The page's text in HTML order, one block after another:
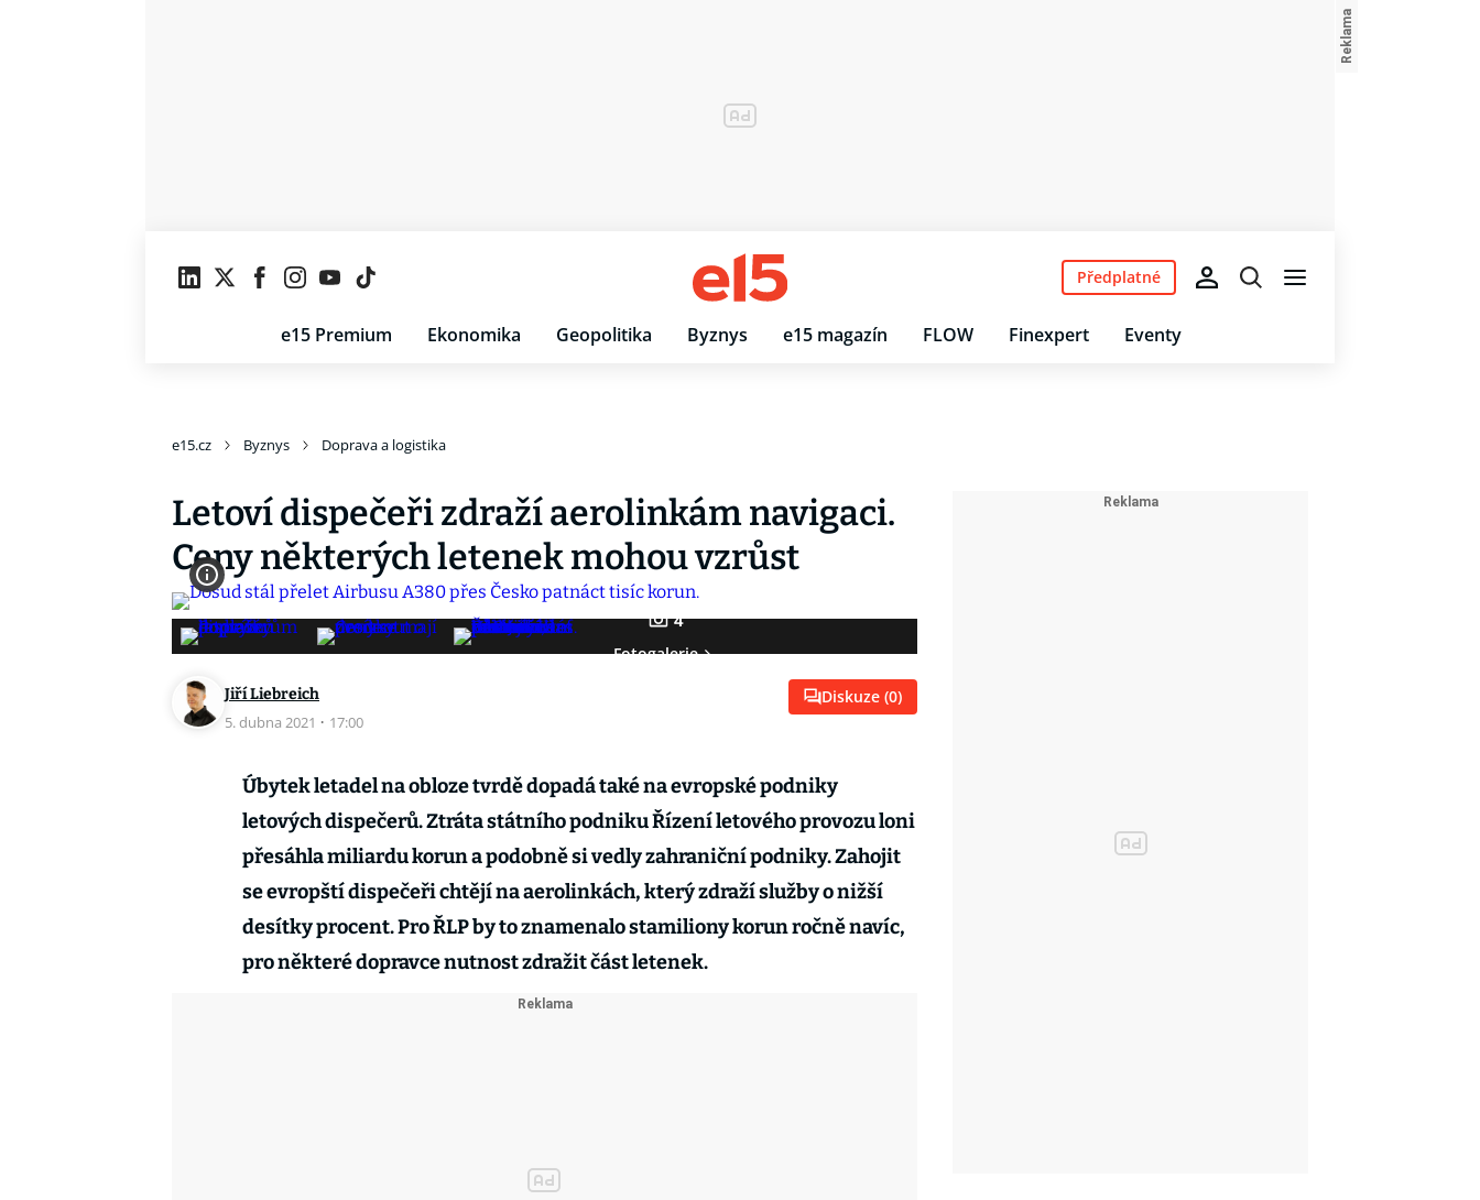
e15 Premium Ekonomika Geopolitika Byznys e15 magazín FLOW Finexpert Eventy
Předplatné
e15.cz Byznys Doprava a logistika
Letoví dispečeři zdraží aerolinkám navigaci.
Ceny některých letenek mohou vzrůst
4
Fotogalerie
Jiří Liebreich
5. dubna 2021 · 17:00
Diskuze (0)
Úbytek letadel na obloze tvrdě dopadá také na evropské podniky
letových dispečerů. Ztráta státního podniku Řízení letového provozu loni
přesáhla miliardu korun a podobně si vedly zahraniční podniky. Zahojit
se evropští dispečeři chtějí na aerolinkách, který zdraží služby o nižší
desítky procent. Pro ŘLP by to znamenalo stamiliony korun ročně navíc,
pro některé dopravce nutnost zdražit část letenek.